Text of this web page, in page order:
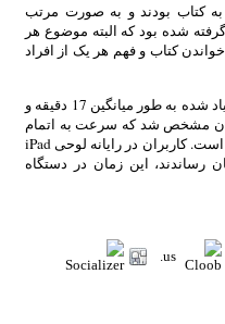
به کتاب بودند و به صورت مرتب
شده بود که البته موضوع هر
کتاب و فهم هر یک از افراد
در پایان این بررسی مشخص شد که هر فرد فارغ از پلتفورم یاد شده به طور میانگین 17 دقیقه و
مشخص شد که سرعت به اتمام
رساندن کتاب‌های کاغذی بیشتر از کتاب‌های الکترونیکی بوده است. کاربران در رایانه لوحی iPad
رساندند، این زمان در دستگاه